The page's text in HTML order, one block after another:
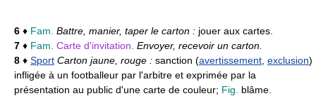
6 ♦ Fam. Battre, manier, taper le carton : jouer aux cartes.
7 ♦ Fam. Carte d'invitation. Envoyer, recevoir un carton.
8 ♦ Sport Carton jaune, rouge : sanction (avertissement exclusion)
infligée à un footballeur par l'arbitre et exprimée par la
présentation au public d'une carte de couleur; Fig.
blâme.